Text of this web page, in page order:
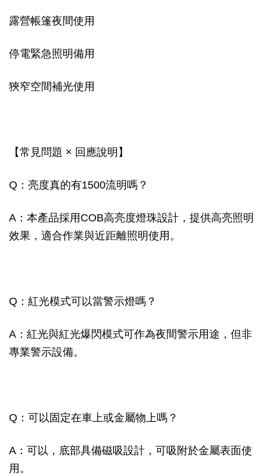
露營帳篷夜間使用
停電緊急照明備用
狹窄空間補光使用
【常見問題 × 回應說明】
Q：亮度真的有1500流明嗎？
A：本產品採用COB高亮度燈珠設計，提供高亮照明
效果，適合作業與近距離照明使用。
Q：紅光模式可以當警示燈嗎？
A：紅光與紅光爆閃模式可作為夜間警示用途，但非
專業警示設備。
Q：可以固定在車上或金屬物上嗎？
A：可以，底部具備磁吸設計，可吸附於金屬表面使
用。